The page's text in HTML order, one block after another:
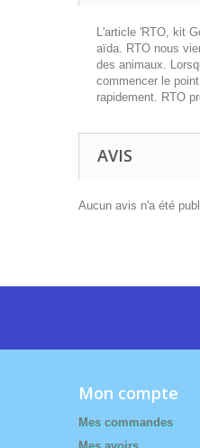
L'article 'RTO, kit
aïda. RTO nous
des animaux.
commencer le
rapidement. RTO
AVIS
Aucun avis n'a été
Mon compte
Mes commandes